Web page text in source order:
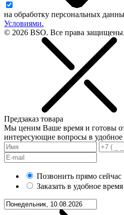
на обработку персональных
Условиями.
© 2026 BSO. Все права защищены.
Предзаказ товара
Мы ценим Ваше время и готовы
интересующие вопросы в удобное
Позвонить прямо сейчас
Заказать в удобное время